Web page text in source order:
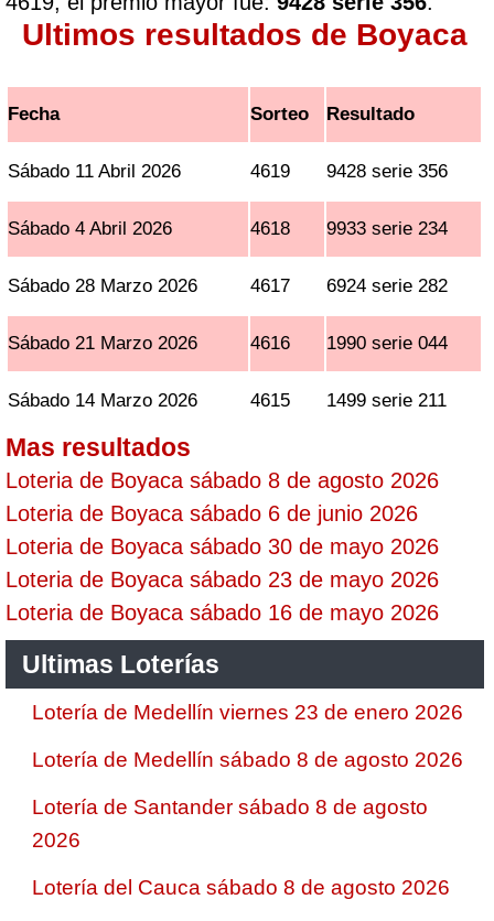
Ultimos resultados de Boyaca
Fecha Sorteo Resultado
Sábado 11 Abril 2026 4619 9428 serie 356
Sábado 4 Abril 2026 4618 9933 serie 234
Sábado 28 Marzo 2026 4617 6924 serie 282
Sábado 21 Marzo 2026 4616 1990 serie 044
Sábado 14 Marzo 2026 4615 1499 serie 211
Mas resultados
Loteria de Boyaca sábado 8 de agosto 2026
Loteria de Boyaca sábado 6 de junio 2026
Loteria de Boyaca sábado 30 de mayo 2026
Loteria de Boyaca sábado 23 de mayo 2026
Loteria de Boyaca sábado 16 de mayo 2026
Ultimas Loterías
Lotería de Medellín viernes 23 de enero 2026
Lotería de Medellín sábado 8 de agosto 2026
Lotería de Santander sábado 8 de agosto
2026
Lotería del Cauca sábado 8 de agosto 2026